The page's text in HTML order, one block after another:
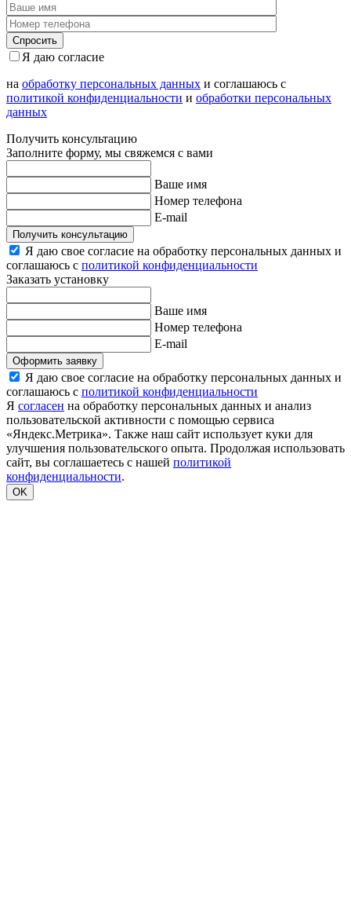
Я даю согласие
на обработку персональных данных и соглашаюсь с
политикой конфиденциальности и обработки персональных
данных
Получить консультацию
Заполните форму, мы свяжемся с вами
Ваше имя
Номер телефона
E-mail
Получить консультацию
Я даю свое согласие на обработку персональных данных и
соглашаюсь с политикой конфиденциальности
Заказать установку
Ваше имя
Номер телефона
E-mail
Оформить заявку
Я даю свое согласие на обработку персональных данных и
соглашаюсь с политикой конфиденциальности
Я согласен на обработку персональных данных и анализ
пользовательской активности с помощью сервиса
«Яндекс.Метрика». Также наш сайт использует куки для
улучшения пользовательского опыта. Продолжая использовать
сайт, вы соглашаетесь с нашей политикой
конфиденциальности.
OK